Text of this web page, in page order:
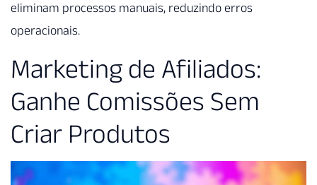
eliminam processos manuais, reduzindo erros
operacionais.
Marketing de Afiliados:
Ganhe Comissões Sem
Criar Produtos